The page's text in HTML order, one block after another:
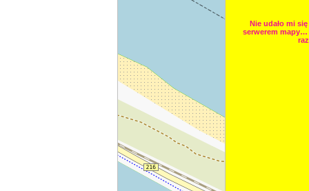
Nie udało mi
serwerem mapy…